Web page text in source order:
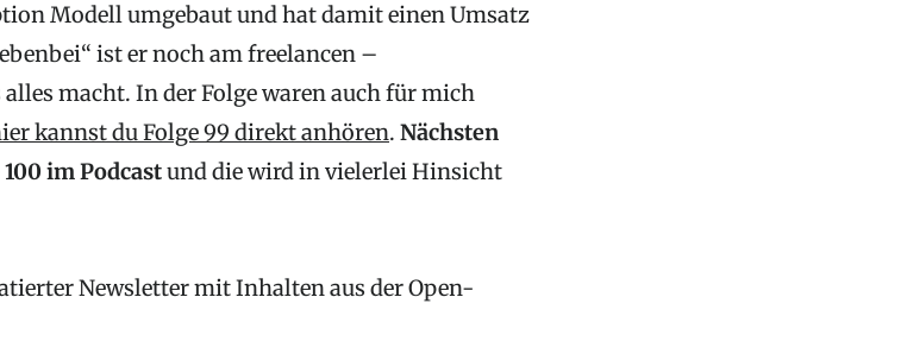
Modell umgebaut und hat damit einen Umsatz
ist er noch am freelancen –
macht. In der Folge waren auch für mich
kannst du Folge 99 direkt anhören. Nächsten
im Podcastund die wird in vielerlei Hinsicht
Newsletter mit Inhalten aus der Open-